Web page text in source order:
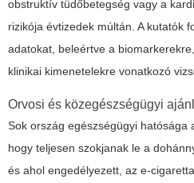
obstruktív tüdőbetegség vagy a
rizikója évtizedek múltán. A kutatók
adatokat, beleértve a
klinikai kimenetelekre vonatkozó
Orvosi és közegészségügyi
Sok ország egészségügyi hatósága
hogy teljesen szokjanak le a
és ahol engedélyezett, az e-